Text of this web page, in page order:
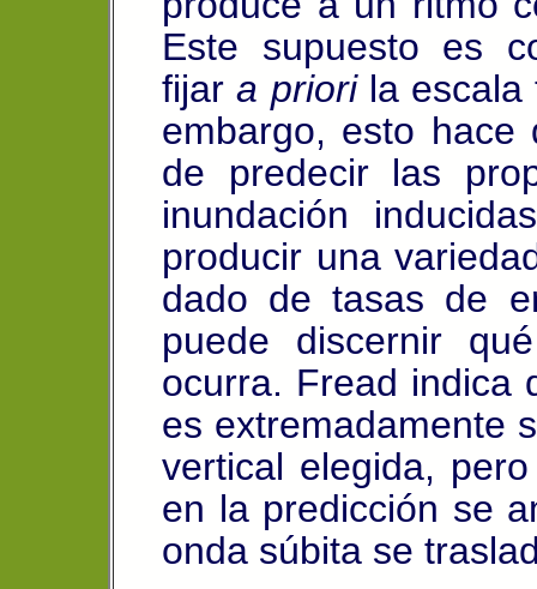
Este supuesto es
fijara priorila escala
embargo, esto hace
de predecir las
inundación
producir una
dado de tasas de
puede discernir
ocurra. Fread indica
es extremadamente
vertical elegida,
en la predicción se
onda súbita se